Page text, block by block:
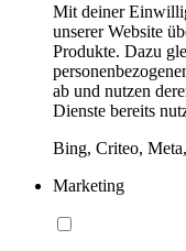
Mit deiner
unserer Website
Produkte. Dazu
ab und nutzen
Dienste bereits
Bing, Criteo,
Marketing